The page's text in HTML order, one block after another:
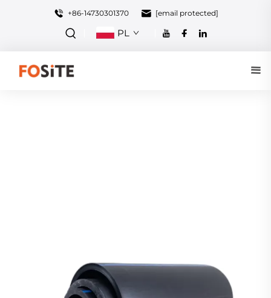
+86-14730301370 [email protected]
PL